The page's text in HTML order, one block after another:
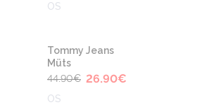
OS
Tommy Jeans
Müts
44.90€ 26.90€
OS